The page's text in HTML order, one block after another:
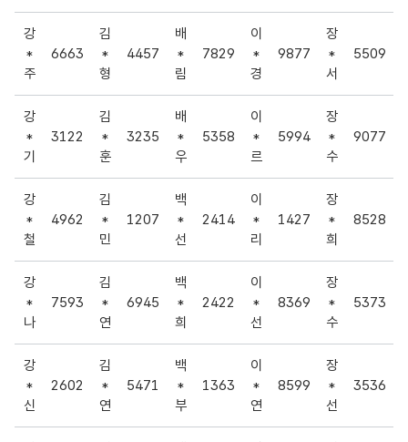
발송 일정:
1차 발송:
2025년 10월 24일 (금)
2차 발송:2025년 11월 07일 (금) - 미수신자 재발송 포함
SMS 미수신자 문의 안내
경품을 받지 못하신 경우 아래 일시까지 메일로 접수해 주시기 바랍니다.
접수 마감:
2025년 11월 06일 (목)까지
문의처(메일):
khidisd@khidi.or.kr
필수 입력 정보:
당첨자 성명, 휴대폰 번호
* 2025년 11월 06일 이후 문의 메일을 보내실 경우 경품이 재발송되지
당첨자 목록 확인 방법
현재 페이지 내에서
를 클릭하여 휴대폰 번호 뒷자리 4자리 숫
강
*
주
6663
김
*
형
4457
배
*
림
7829
이
*
경
9877
장
*
서
5509
강
*
기
3122
김
*
훈
3235
배
*
우
5358
이
*
르
5994
장
*
수
9077
강
*
철
4962
김
*
민
1207
백
*
선
2414
이
*
리
1427
장
*
희
8528
강
*
나
7593
김
*
연
6945
백
*
희
2422
이
*
선
8369
장
*
수
5373
강
*
신
2602
김
*
연
5471
백
*
부
1363
이
*
연
8599
장
*
선
3536